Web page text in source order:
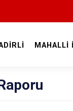
MAHALLİ